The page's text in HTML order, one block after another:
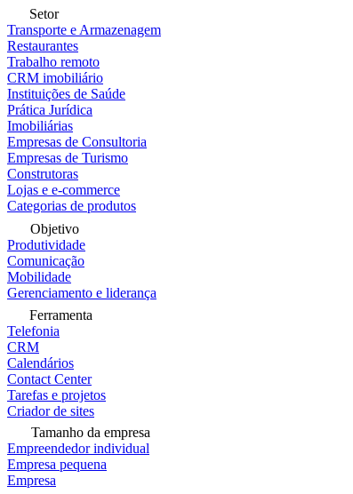
Setor
Transporte e Armazenagem
Restaurantes
Trabalho remoto
CRM imobiliário
Instituições de Saúde
Prática Jurídica
Imobiliárias
Empresas de Consultoria
Empresas de Turismo
Construtoras
Lojas e e-commerce
Categorias de produtos
Objetivo
Produtividade
Comunicação
Mobilidade
Gerenciamento e liderança
Ferramenta
Telefonia
CRM
Calendários
Contact Center
Tarefas e projetos
Criador de sites
Tamanho da empresa
Empreendedor individual
Empresa pequena
Empresa